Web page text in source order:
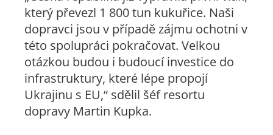
který převezl 1 800 tun kukuřice. Naši
dopravci jsou v případě zájmu ochotni v
této spolupráci pokračovat. Velkou
otázkou budou i budoucí investice do
infrastruktury, které lépe propojí
Ukrajinu s EU,“ sdělil šéf resortu
dopravy Martin Kupka.